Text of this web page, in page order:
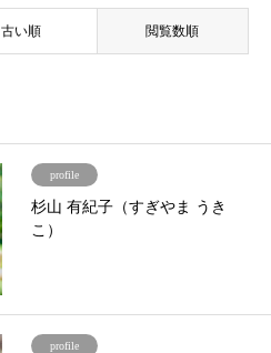
古い順 閲覧数順
profile
杉山 有紀子（すぎやま うき
こ）
profile